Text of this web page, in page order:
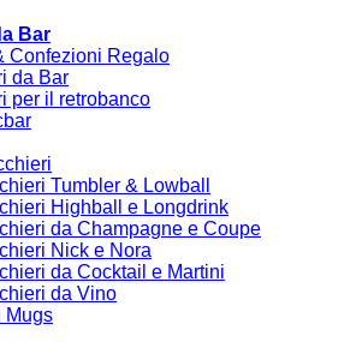
Bar
Confezioni Regalo
da Bar
per il retrobanco
Tumbler & Lowball
Highball e Longdrink
da Champagne e Coupe
Nick e Nora
da Cocktail e Martini
da Vino
Mugs